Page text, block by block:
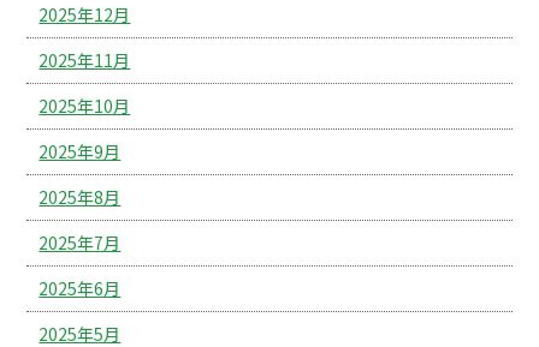
2025年12月
2025年11月
2025年10月
2025年9月
2025年8月
2025年7月
2025年6月
2025年5月